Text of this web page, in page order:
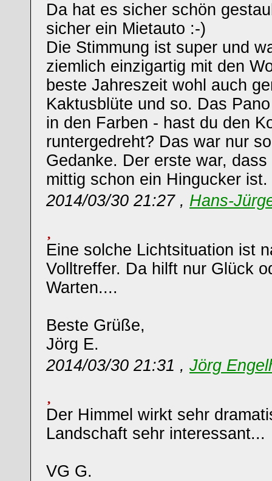
Da hat es sicher schön
sicher ein Mietauto :-)
Die Stimmung ist super und
ziemlich einzigartig mit den
beste Jahreszeit wohl auch
Kaktusblüte und so. Das
in den Farben - hast du den
runtergedreht? Das war nur
Gedanke. Der erste war,
mittig schon ein Hingucker ist.
2014/03/30 21:27 , Hans-
Eine solche Lichtsituation ist
Volltreffer. Da hilft nur Glück
Warten....
Beste Grüße,
Jörg E.
2014/03/30 21:31 , Jörg
Der Himmel wirkt sehr
Landschaft sehr interessant...
VG G.